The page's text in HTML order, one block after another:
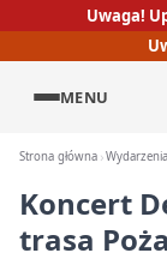
Uwaga!
MENU
Strona główna Wydarzenia
Koncert
trasa